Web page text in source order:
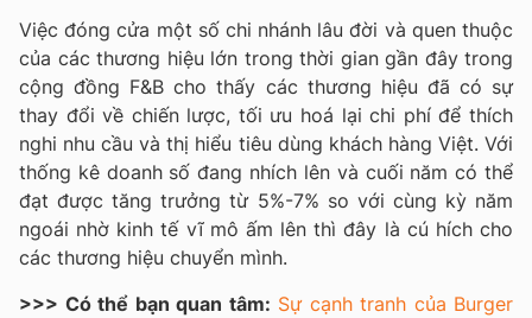
Việc đóng cửa một số chi nhánh lâu đời và quen thuộc
của các thương hiệu lớn trong thời gian gần đây trong
cộng đồng F&B cho thấy các thương hiệu đã có sự
thay đổi về chiến lược, tối ưu hoá lại chi phí để thích
nghi nhu cầu và thị hiểu tiêu dùng khách hàng Việt. Với
thống kê doanh số đang nhích lên và cuối năm có thể
đạt được tăng trưởng từ 5%-7% so với cùng kỳ năm
ngoái nhờ kinh tế vĩ mô ấm lên thì đây là cú hích cho
các thương hiệu chuyển mình.
>>> Có thể bạn quan tâm: Sự cạnh tranh của Burger